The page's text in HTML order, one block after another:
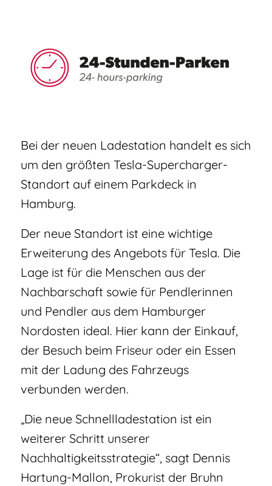
Bei der neuen Ladestation handelt es sich
um den größten Tesla-Supercharger-
Standort auf einem Parkdeck in
Hamburg.
Der neue Standort ist eine wichtige
Erweiterung des Angebots für Tesla. Die
Lage ist für die Menschen aus der
Nachbarschaft sowie für Pendlerinnen
und Pendler aus dem Hamburger
Nordosten ideal. Hier kann der Einkauf,
der Besuch beim Friseur oder ein Essen
mit der Ladung des Fahrzeugs
verbunden werden.
„Die neue Schnellladestation ist ein
weiterer Schritt unserer
Nachhaltigkeitsstrategie“, sagt Dennis
Hartung-Mallon, Prokurist der Bruhn